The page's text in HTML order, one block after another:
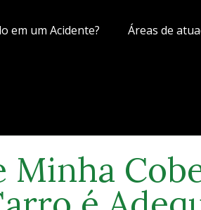
em um Acidente? Áreas de
Minha